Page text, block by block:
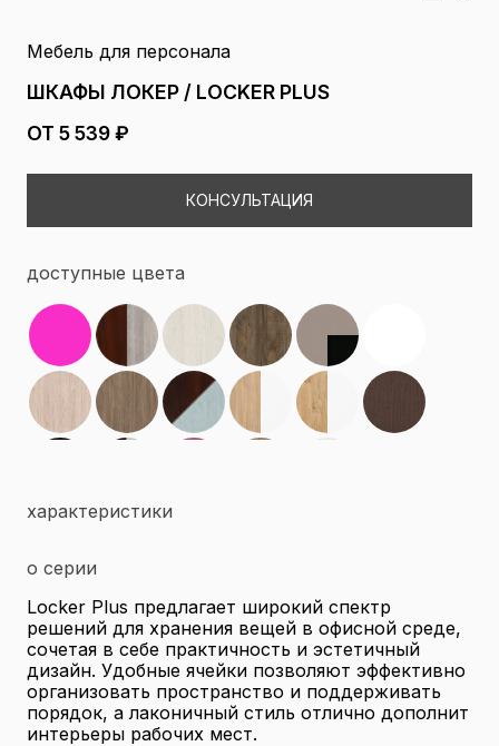
Мебель для персонала
ШКАФЫ ЛОКЕР / LOCKER PLUS
ОТ 5 539 ₽
КОНСУЛЬТАЦИЯ
доступные цвета
характеристики
о серии
Locker Plus предлагает широкий спектр
решений для хранения вещей в офисной среде,
сочетая в себе практичность и эстетичный
дизайн. Удобные ячейки позволяют эффективно
организовать пространство и поддерживать
порядок, а лаконичный стиль отлично дополнит
интерьеры рабочих мест.